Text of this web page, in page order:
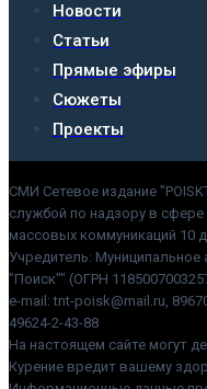
Новости
Статьи
Прямые эфиры
Сюжеты
Проекты
СМИ Сетевое издание
службой по надзору в
массовых коммуникаций 10
Учредитель:
"Поиск"" (ОГРН
e-mail: tnt-poisk@mail.ru,
49624-2-43-88
На настоящем сайте могут
Курение вредит вашему